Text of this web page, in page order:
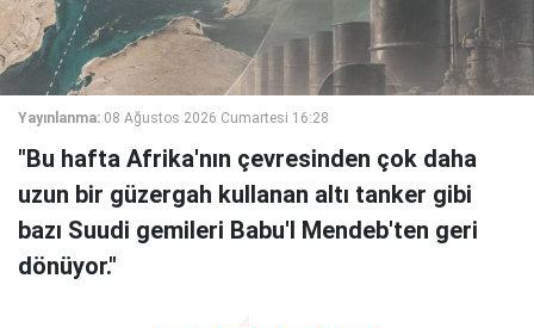
Yayınlanma: 08 Ağustos 2026 Cumartesi 16:28
"Bu hafta Afrika'nın çevresinden çok daha
uzun bir güzergah kullanan altı tanker gibi
bazı Suudi gemileri Babu'l Mendeb'ten geri
dönüyor."